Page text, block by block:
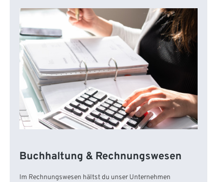
Buchhaltung & Rechnungswesen
Im Rechnungswesen hältst du unser Unternehmen